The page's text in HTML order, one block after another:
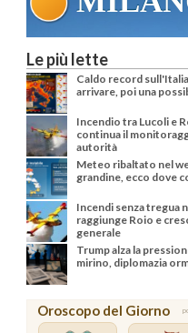
Le più lette
Caldo record
arrivare, poi una
Incendio tra Lucoli e
continua il
autorità
Meteo ribaltato nel
grandine, ecco dove
Incendi senza tregua
raggiunge Roio e
generale
Trump alza la
mirino, diplomazia
Oroscopo del Giorno